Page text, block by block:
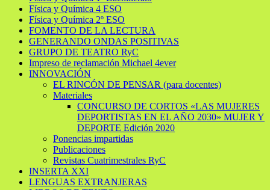
Física y Química 4 ESO
Física y Química 2º ESO
FOMENTO DE LA LECTURA
GENERANDO ONDAS POSITIVAS
GRUPO DE TEATRO RyC
Impreso de reclamación Michael 4ever
INNOVACIÓN
EL RINCÓN DE PENSAR (para docentes)
Materiales
CONCURSO DE CORTOS «LAS MUJERES
DEPORTISTAS EN EL AÑO 2030» MUJER Y
DEPORTE Edición 2020
Ponencias impartidas
Publicaciones
Revistas Cuatrimestrales RyC
INSERTA XXI
LENGUAS EXTRANJERAS